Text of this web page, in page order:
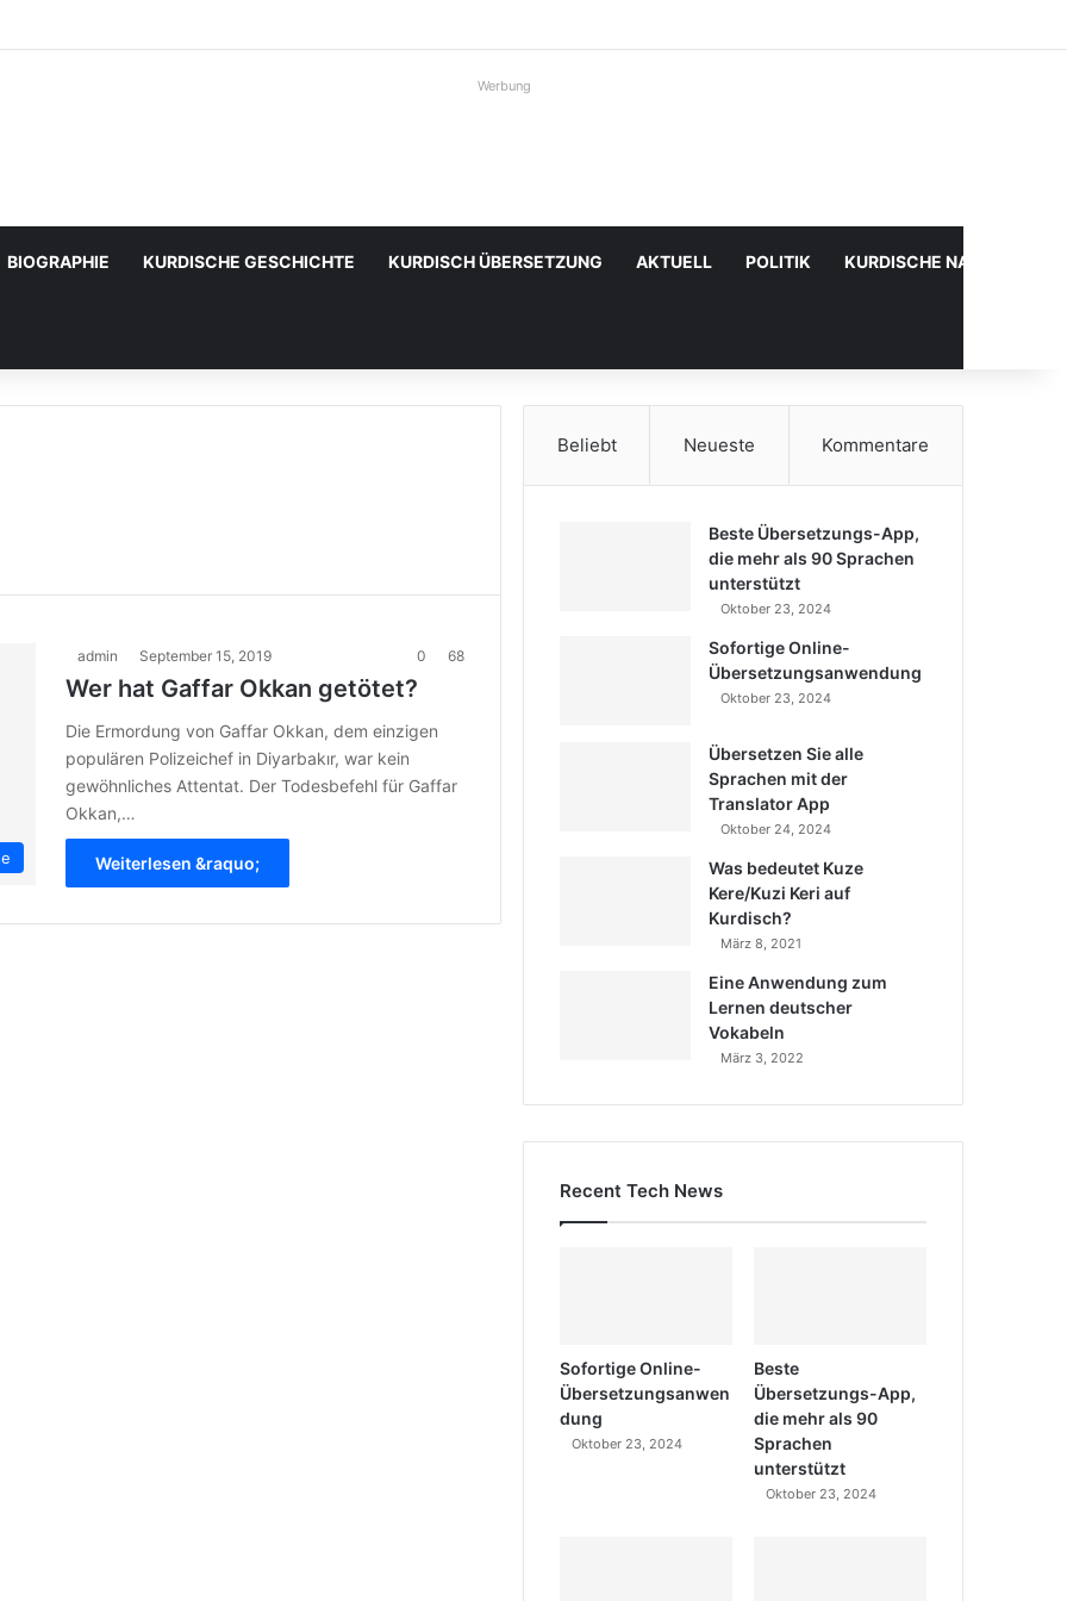
Werbung
BIOGRAPHIE KURDISCHE GESCHICHTE KURDISCH ÜBERSETZUNG AKTUELL POLITIK KURDISCHE
admin September 15, 2019 0 68
Wer hat Gaffar Okkan getötet?
Die Ermordung von Gaffar Okkan, dem einzigen
populären Polizeichef in Diyarbakır, war kein
gewöhnliches Attentat. Der Todesbefehl für Gaffar
Okkan,…
Weiterlesen &raquo;
Beliebt Neueste Kommentare
Beste Übersetzungs-App,
die mehr als 90 Sprachen
unterstützt
Oktober 23, 2024
Sofortige Online-
Übersetzungsanwendung
Oktober 23, 2024
Übersetzen Sie alle
Sprachen mit der
Translator App
Oktober 24, 2024
Was bedeutet Kuze
Kere/Kuzi Keri auf
Kurdisch?
März 8, 2021
Eine Anwendung zum
Lernen deutscher
Vokabeln
März 3, 2022
Recent Tech News
Sofortige Online-
Übersetzungsanwen
dung
Oktober 23, 2024
Beste
Übersetzungs-App,
die mehr als 90
Sprachen
unterstützt
Oktober 23, 2024